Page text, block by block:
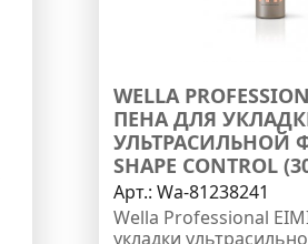
WELLA
ПЕНА ДЛЯ
УЛЬТРАСИЛЬНОЙ
SHAPE CONTROL
Арт.:Wa-81238241
Wella Professional
укладки